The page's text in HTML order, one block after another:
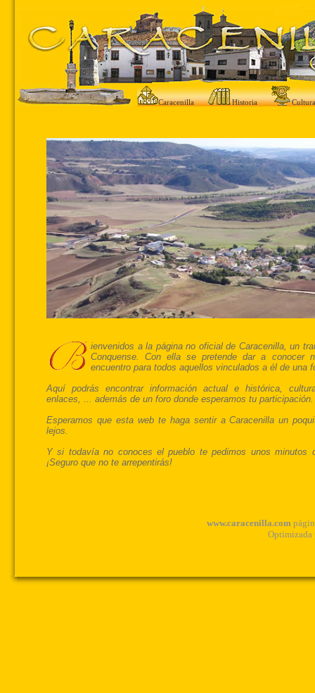
Caracenilla Historia
ienvenidos a la página no oficial de Caracenilla, un
Conquense. Con ella se pretende dar a conocer
encuentro para todos aquellos vinculados a él de una
Aquí podrás encontrar información actual e histórica,
enlaces, ... además de un foro donde esperamos tu participación.
Esperamos que esta web te haga sentir a Caracenilla un
lejos.
Y si todavía no conoces el pueblo te pedimos unos minutos
¡Seguro que no te arrepentirás!
www.caracenilla.com
Optimizada